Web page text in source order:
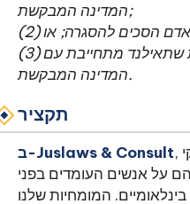
המדינה המבקשת;
אדם הסכים להסגרה; או
(3) זוהי ההסגרה בתנאי של הדדיות שתאילנד מתחייבת עם
המדינה המבקשת.
תקציר
ב-Juslaws & Consult, אנו מכירים במורכבות של חוקי
על אנשים העומדים בפני
המומחיות שלנו